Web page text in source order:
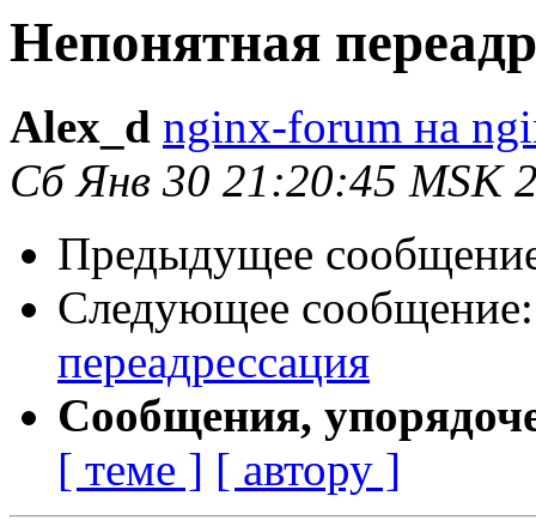
Непонятная
Alex_d nginx-forum на
Сб Янв 30 21:20:45 MSK
Предыдущее
Следующее
переадрессация
Сообщения,
[ теме ] [ автору ]